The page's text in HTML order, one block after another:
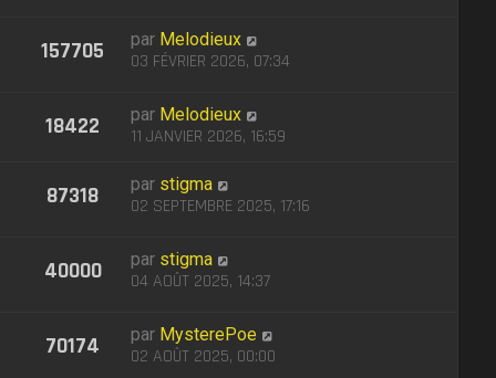
157705 par Melodieux
03 FÉVRIER 2026, 07:34
18422 par Melodieux
11 JANVIER 2026, 16:59
87318 par stigma
02 SEPTEMBRE 2025, 17:16
40000 par stigma
04 AOÛT 2025, 14:37
70174 par MysterePoe
02 AOÛT 2025, 00:00